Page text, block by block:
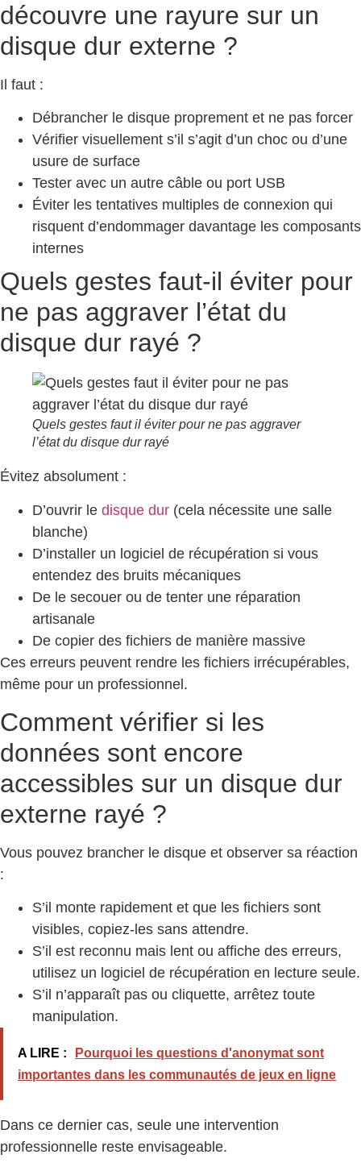
découvre une rayure sur un
disque dur externe ?
Il faut :
Débrancher le disque proprement et ne pas forcer
Vérifier visuellement s’il s’agit d’un choc ou d’une
usure de surface
Tester avec un autre câble ou port USB
Éviter les tentatives multiples de connexion qui
risquent d’endommager davantage les composants
internes
Quels gestes faut-il éviter pour
ne pas aggraver l’état du
disque dur rayé ?
Quels gestes faut il éviter pour ne pas aggraver
l’état du disque dur rayé
Évitez absolument :
D’ouvrir le disque dur (cela nécessite une salle
blanche)
D’installer un logiciel de récupération si vous
entendez des bruits mécaniques
De le secouer ou de tenter une réparation
artisanale
De copier des fichiers de manière massive
Ces erreurs peuvent rendre les fichiers irrécupérables,
même pour un professionnel.
Comment vérifier si les
données sont encore
accessibles sur un disque dur
externe rayé ?
Vous pouvez brancher le disque et observer sa réaction
:
S’il monte rapidement et que les fichiers sont
visibles, copiez-les sans attendre.
S’il est reconnu mais lent ou affiche des erreurs,
utilisez un logiciel de récupération en lecture seule.
S’il n’apparaît pas ou cliquette, arrêtez toute
manipulation.
A LIRE :
Pourquoi les questions d'anonymat sont
importantes dans les communautés de jeux en ligne
Dans ce dernier cas, seule une intervention
professionnelle reste envisageable.